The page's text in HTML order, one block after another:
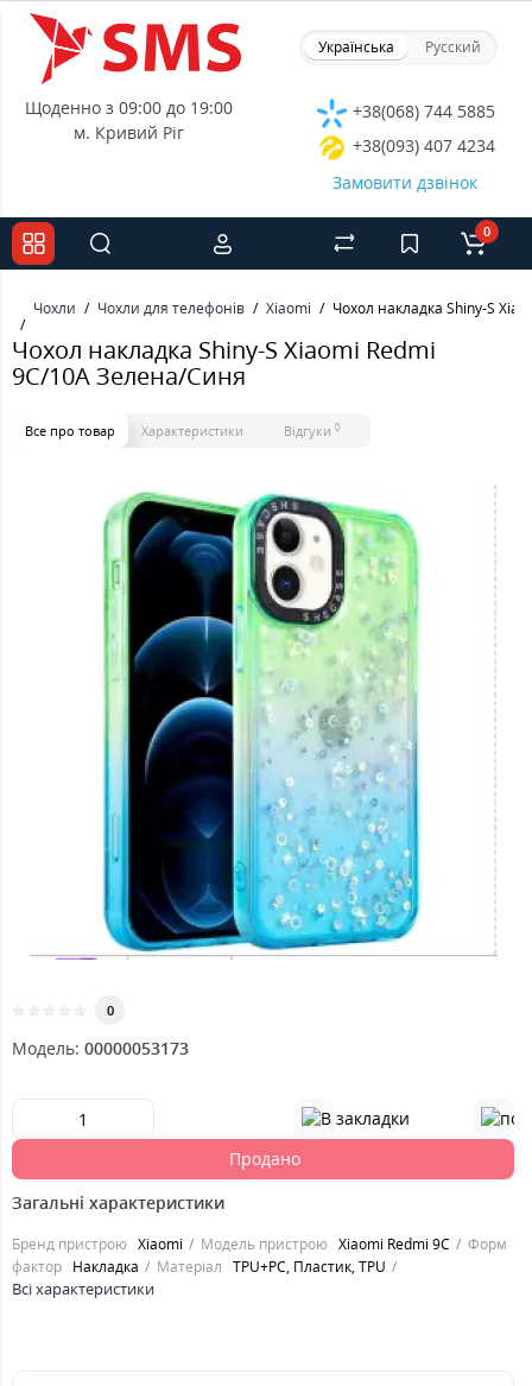
Українська Русский
Щоденно з 09:00 до 19:00
м. Кривий Ріг
+38(068) 744 5885
+38(093) 407 4234
Замовити дзвінок
0
Чохли Чохли для телефонів Xiaomi Чохол накладка Shiny-S
Чохол накладка Shiny-S Xiaomi Redmi
9C/10A Зелена/Синя
Все про товар Характеристики Відгуки 0
0
Модель: 00000053173
Продано
Загальні характеристики
Бренд пристрою Xiaomi Модель пристрою Xiaomi Redmi 9C
Форм
фактор Накладка Матеріал TPU+PC, Пластик, TPU
Всі характеристики